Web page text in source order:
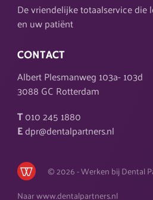
De vriendelijke totaalservice
en uw patiënt
CONTACT
Albert Plesmanweg 103a- 103d
3088 GC Rotterdam
T010 245 1880
Edpr@dentalpartners.nl
© 2026 - Werken bij Dental
Naarwww.dentalpartners.nl